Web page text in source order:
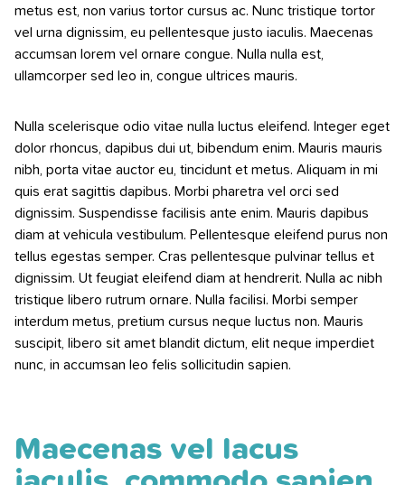
metus est, non varius tortor cursus ac. Nunc tristique tortor
vel urna dignissim, eu pellentesque justo iaculis. Maecenas
accumsan lorem vel ornare congue. Nulla nulla est,
ullamcorper sed leo in, congue ultrices mauris.
Nulla scelerisque odio vitae nulla luctus eleifend. Integer eget
dolor rhoncus, dapibus dui ut, bibendum enim. Mauris mauris
nibh, porta vitae auctor eu, tincidunt et metus. Aliquam in mi
quis erat sagittis dapibus. Morbi pharetra vel orci sed
dignissim. Suspendisse facilisis ante enim. Mauris dapibus
diam at vehicula vestibulum. Pellentesque eleifend purus non
tellus egestas semper. Cras pellentesque pulvinar tellus et
dignissim. Ut feugiat eleifend diam at hendrerit. Nulla ac nibh
tristique libero rutrum ornare. Nulla facilisi. Morbi semper
interdum metus, pretium cursus neque luctus non. Mauris
suscipit, libero sit amet blandit dictum, elit neque imperdiet
nunc, in accumsan leo felis sollicitudin sapien.
Maecenas vel lacus